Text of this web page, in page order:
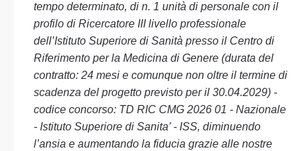
tempo determinato, di n. 1 unità di personale con il
profilo di Ricercatore III livello professionale
dell’Istituto Superiore di Sanità presso il Centro di
Riferimento per la Medicina di Genere (durata del
contratto: 24 mesi e comunque non oltre il termine di
scadenza del progetto previsto per il 30.04.2029) -
codice concorso: TD RIC CMG 2026 01 - Nazionale
- Istituto Superiore di Sanita’ - ISS, diminuendo
l’ansia e aumentando la fiducia grazie alle nostre